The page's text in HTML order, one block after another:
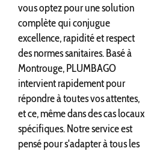
vous optez pour une solution
complète qui conjugue
excellence, rapidité et respect
des normes sanitaires. Basé à
Montrouge, PLUMBAGO
intervient rapidement pour
répondre à toutes vos attentes,
et ce, même dans des cas locaux
spécifiques. Notre service est
pensé pour s'adapter à tous les